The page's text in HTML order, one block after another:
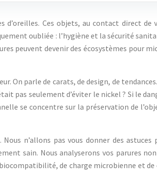
d’oreilles. Ces objets, au contact direct
oubliée : l’hygiène et la sécurité
peuvent devenir des écosystèmes pour
On parle de carats, de design, de
pas seulement d’éviter le nickel ? Si le
se concentre sur la préservation de
n’allons pas vous donner des
sain. Nous analyserons vos parures
de charge microbienne et